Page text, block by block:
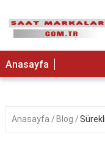
Anasayfa
Anasayfa Blog